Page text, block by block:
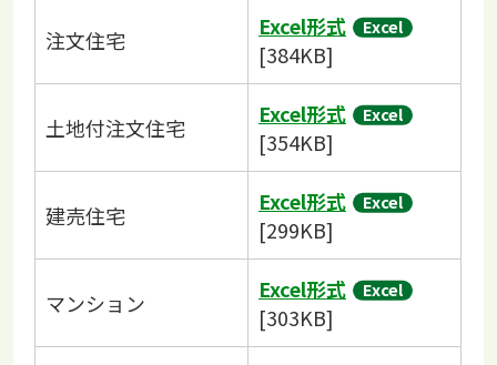
注文住宅
Excel形式
[384KB]
土地付注文住宅
Excel形式
[354KB]
建売住宅
Excel形式
[299KB]
マンション
Excel形式
[303KB]